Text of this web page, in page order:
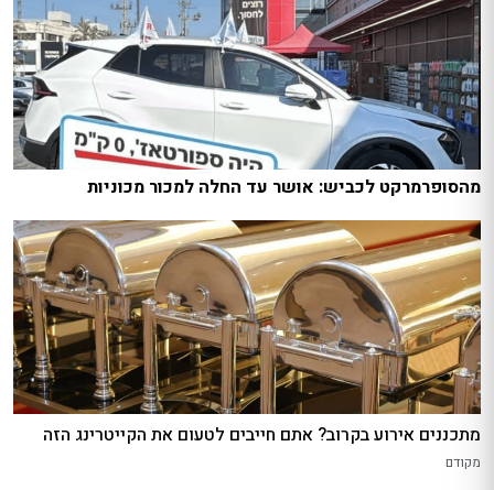
מהסופרמרקט לכביש: אושר עד החלה למכור מכוניות
מתכננים אירוע בקרוב? אתם חייבים לטעום את הקייטרינג הזה
מקודם